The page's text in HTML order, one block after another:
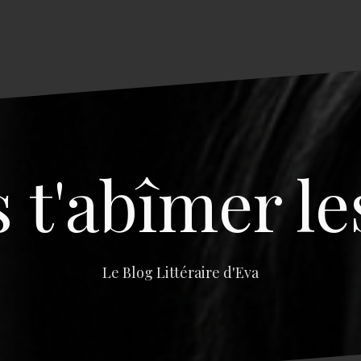
t'abîmer
Le Blog Littéraire d'Eva